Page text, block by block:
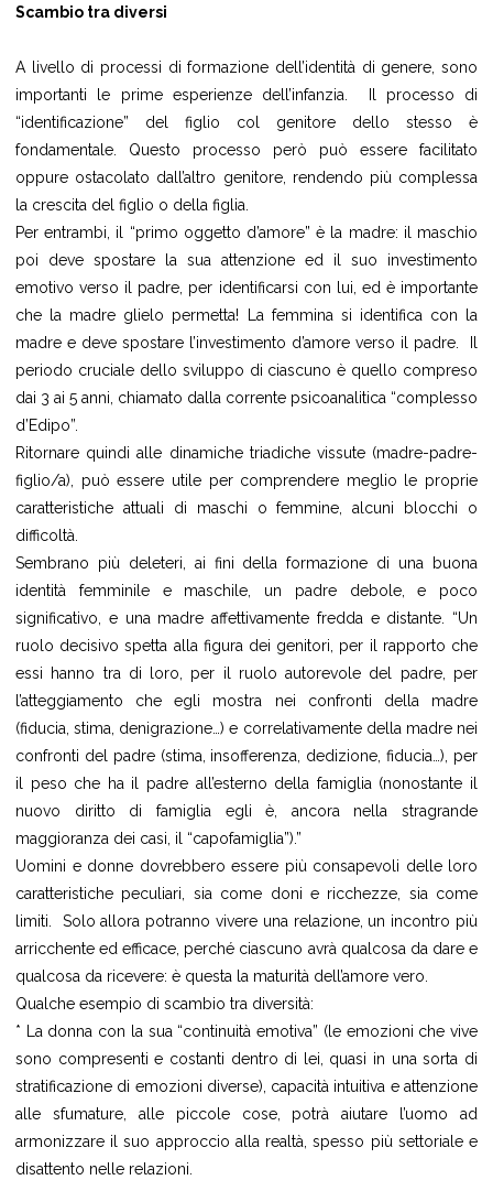
Scambio tra diversi
A livello di processi di formazione dell’identità di genere, sono
importanti le prime esperienze dell’infanzia. Il processo di
“identificazione” del figlio col genitore dello stesso è
fondamentale. Questo processo però può essere facilitato
oppure ostacolato dall’altro genitore, rendendo più complessa
la crescita del figlio o della figlia.
Per entrambi, il “primo oggetto d’amore” è la madre: il maschio
poi deve spostare la sua attenzione ed il suo investimento
emotivo verso il padre, per identificarsi con lui, ed è importante
che la madre glielo permetta! La femmina si identifica con la
madre e deve spostare l’investimento d’amore verso il padre. Il
periodo cruciale dello sviluppo di ciascuno è quello compreso
dai 3 ai 5 anni, chiamato dalla corrente psicoanalitica “complesso
d’Edipo”.
Ritornare quindi alle dinamiche triadiche vissute (madre-padre-
figlio/a), può essere utile per comprendere meglio le proprie
caratteristiche attuali di maschi o femmine, alcuni blocchi o
difficoltà.
Sembrano più deleteri, ai fini della formazione di una buona
identità femminile e maschile, un padre debole, e poco
significativo, e una madre affettivamente fredda e distante. “Un
ruolo decisivo spetta alla figura dei genitori, per il rapporto che
essi hanno tra di loro, per il ruolo autorevole del padre, per
l’atteggiamento che egli mostra nei confronti della madre
(fiducia, stima, denigrazione…) e correlativamente della madre nei
confronti del padre (stima, insofferenza, dedizione, fiducia…), per
il peso che ha il padre all’esterno della famiglia (nonostante il
nuovo diritto di famiglia egli è, ancora nella stragrande
maggioranza dei casi, il “capofamiglia”).”
Uomini e donne dovrebbero essere più consapevoli delle loro
caratteristiche peculiari, sia come doni e ricchezze, sia come
limiti. Solo allora potranno vivere una relazione, un incontro più
arricchente ed efficace, perché ciascuno avrà qualcosa da dare e
qualcosa da ricevere: è questa la maturità dell’amore vero.
Qualche esempio di scambio tra diversità:
* La donna con la sua “continuità emotiva” (le emozioni che vive
sono compresenti e costanti dentro di lei, quasi in una sorta di
stratificazione di emozioni diverse), capacità intuitiva e attenzione
alle sfumature, alle piccole cose, potrà aiutare l’uomo ad
armonizzare il suo approccio alla realtà, spesso più settoriale e
disattento nelle relazioni.